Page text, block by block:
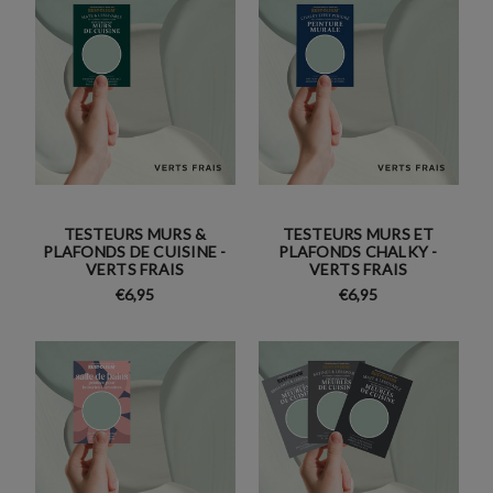
TESTEURS MURS &
PLAFONDS DE CUISINE -
VERTS FRAIS
€6,95
TESTEURS MURS ET
PLAFONDS CHALKY -
VERTS FRAIS
€6,95